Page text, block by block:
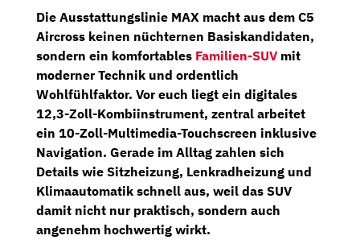
Die Ausstattungslinie MAX macht aus dem C5
Aircross keinen nüchternen Basiskandidaten,
sondern ein komfortables Familien-SUV mit
moderner Technik und ordentlich
Wohlfühlfaktor. Vor euch liegt ein digitales
12,3-Zoll-Kombiinstrument, zentral arbeitet
ein 10-Zoll-Multimedia-Touchscreen inklusive
Navigation. Gerade im Alltag zahlen sich
Details wie Sitzheizung, Lenkradheizung und
Klimaautomatik schnell aus, weil das SUV
damit nicht nur praktisch, sondern auch
angenehm hochwertig wirkt.